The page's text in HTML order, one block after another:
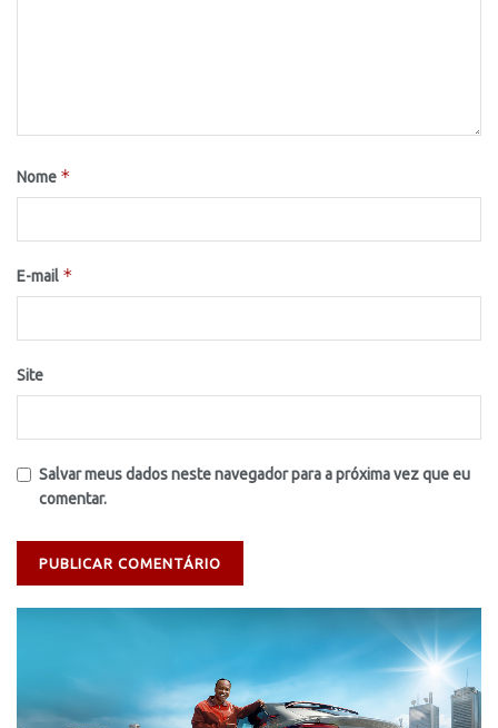
Nome *
E-mail *
Site
Salvar meus dados neste navegador para a próxima vez que eu
comentar.